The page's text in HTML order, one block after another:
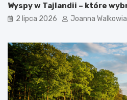
Wyspy w Tajlandii – które
2 lipca 2026 Joanna